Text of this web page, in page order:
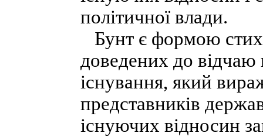
політичної влади.
Бунт є формою
доведених до
існування, який
представників
існуючих відносин